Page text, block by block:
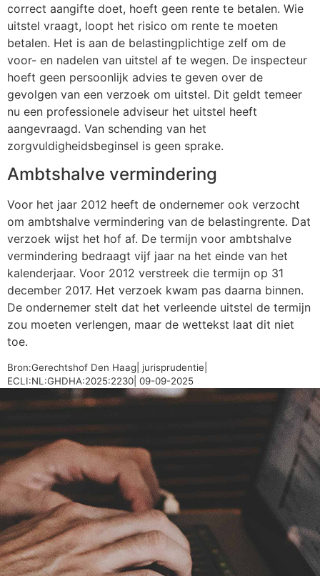
correct aangifte doet, hoeft geen rente te betalen. Wie
uitstel vraagt, loopt het risico om rente te moeten
betalen. Het is aan de belastingplichtige zelf om de
voor- en nadelen van uitstel af te wegen. De inspecteur
hoeft geen persoonlijk advies te geven over de
gevolgen van een verzoek om uitstel. Dit geldt temeer
nu een professionele adviseur het uitstel heeft
aangevraagd. Van schending van het
zorgvuldigheidsbeginsel is geen sprake.
Ambtshalve vermindering
Voor het jaar 2012 heeft de ondernemer ook verzocht
om ambtshalve vermindering van de belastingrente. Dat
verzoek wijst het hof af. De termijn voor ambtshalve
vermindering bedraagt vijf jaar na het einde van het
kalenderjaar. Voor 2012 verstreek die termijn op 31
december 2017. Het verzoek kwam pas daarna binnen.
De ondernemer stelt dat het verleende uitstel de termijn
zou moeten verlengen, maar de wettekst laat dit niet
toe.
Bron:Gerechtshof Den Haag| jurisprudentie|
ECLI:NL:GHDHA:2025:2230| 09-09-2025